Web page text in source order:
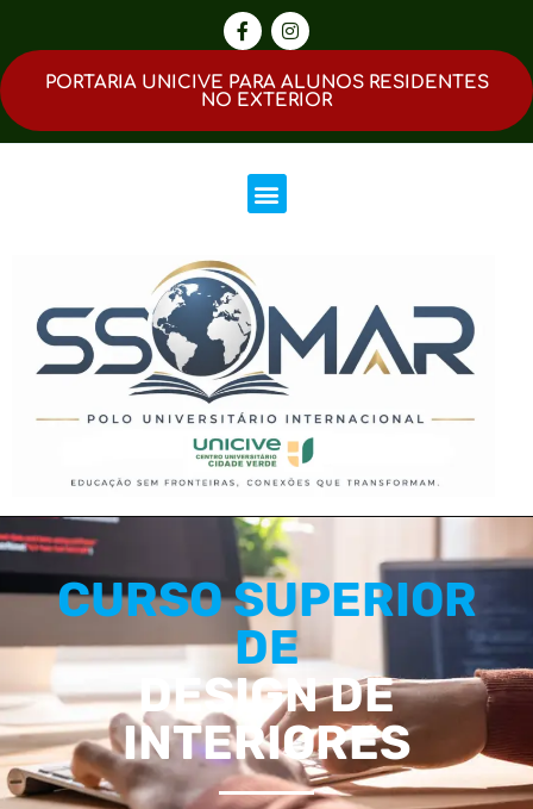
PORTARIA UNICIVE PARA ALUNOS RESIDENTES
NO EXTERIOR
CURSO SUPERIOR
DE
DESIGN DE
INTERIORES